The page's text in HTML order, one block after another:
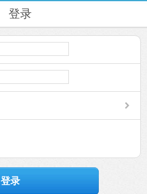
登录
登录